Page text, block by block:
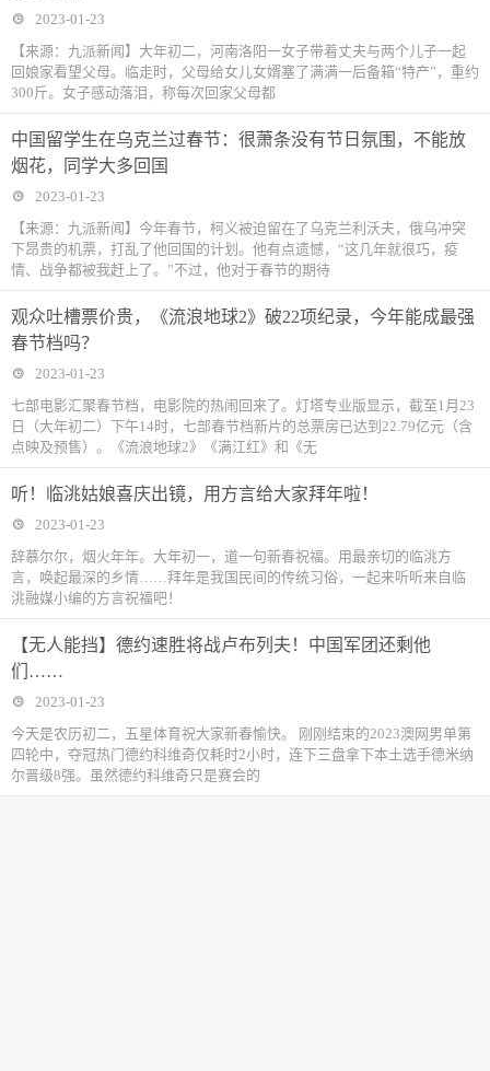
2023-01-23
【来源：九派新闻】大年初二，河南洛阳一女子带着丈夫与两个儿子一起
回娘家看望父母。临走时，父母给女儿女婿塞了满满一后备箱“特产”，重约
300斤。女子感动落泪，称每次回家父母都
中国留学生在乌克兰过春节：很萧条没有节日氛围，不能放
烟花，同学大多回国
2023-01-23
【来源：九派新闻】今年春节，柯义被迫留在了乌克兰利沃夫，俄乌冲突
下昂贵的机票，打乱了他回国的计划。他有点遗憾，“这几年就很巧，疫
情、战争都被我赶上了。”不过，他对于春节的期待
观众吐槽票价贵，《流浪地球2》破22项纪录，今年能成最强
春节档吗？
2023-01-23
七部电影汇聚春节档，电影院的热闹回来了。灯塔专业版显示，截至1月23
日（大年初二）下午14时，七部春节档新片的总票房已达到22.79亿元（含
点映及预售）。《流浪地球2》《满江红》和《无
听！临洮姑娘喜庆出镜，用方言给大家拜年啦！
2023-01-23
辞慕尔尔，烟火年年。大年初一，道一句新春祝福。用最亲切的临洮方
言，唤起最深的乡情……拜年是我国民间的传统习俗，一起来听听来自临
洮融媒小编的方言祝福吧！
【无人能挡】德约速胜将战卢布列夫！中国军团还剩他
们……
2023-01-23
今天是农历初二，五星体育祝大家新春愉快。 刚刚结束的2023澳网男单第
四轮中，夺冠热门德约科维奇仅耗时2小时，连下三盘拿下本土选手德米纳
尔晋级8强。虽然德约科维奇只是赛会的